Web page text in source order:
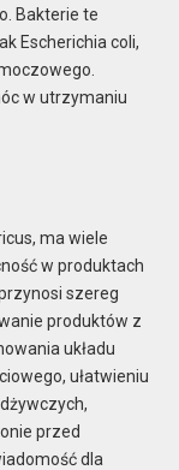
Bakterie te
Escherichia coli,
w utrzymaniu
ma wiele
w produktach
szereg
produktów z
układu
ułatwieniu
przed
dla